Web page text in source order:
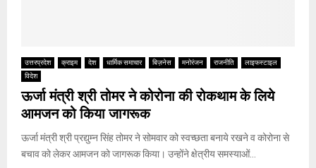
उत्तरप्रदेश क्राइम देश धार्मिक समाचार बिज़नेस मनोरंजन राजनीति
लाइफस्टाइल
विदेश
ऊर्जा मंत्री श्री तोमर ने कोरोना की रोकथाम के लिये
आमजन को किया जागरूक
ऊर्जा मंत्री श्री प्रद्युम्न सिंह तोमर ने सोमवार को स्वच्छता बनाये रखने व कोरोना से
बचाव को लेकर आमजन को जागरूक किया। उन्होंने क्षेत्रीय समस्याओं...